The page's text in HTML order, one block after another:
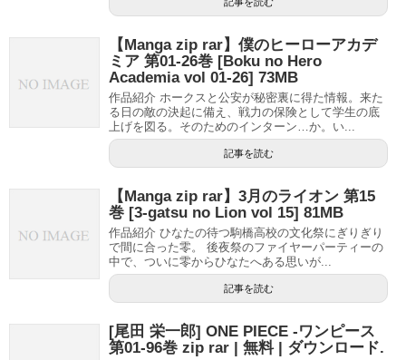
【Manga zip rar】僕のヒーローアカデ
ミア 第01-26巻 [Boku no Hero
Academia vol 01-26] 73MB
作品紹介 ホークスと公安が秘密裏に得た情報。来た
る日の敵の決起に備え、戦力の保険として学生の底
上げを図る。そのためのインターン…か。い...
記事を読む
【Manga zip rar】3月のライオン 第15
巻 [3-gatsu no Lion vol 15] 81MB
作品紹介 ひなたの待つ駒橋高校の文化祭にぎりぎり
で間に合った零。 後夜祭のファイヤーパーティーの
中で、ついに零からひなたへある思いが...
記事を読む
[尾田 栄一郎] ONE PIECE -ワンピース
第01-96巻 zip rar | 無料 | ダウンロード.